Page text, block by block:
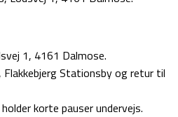
1, 4161 Dalmose.
Flakkebjerg Stationsby og retur til
korte pauser undervejs.